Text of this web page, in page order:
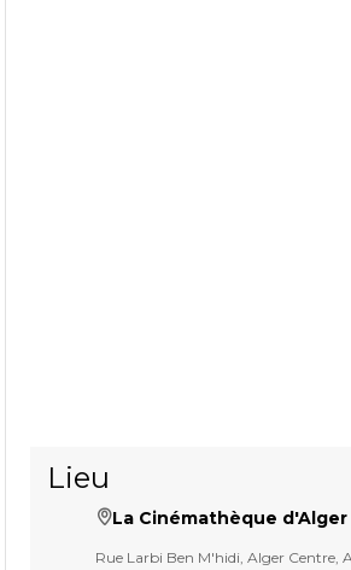
Lieu
La Cinémathèque d'Alger
Rue Larbi Ben M'hidi, Alger Centre,